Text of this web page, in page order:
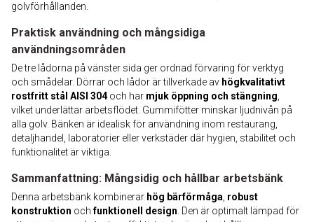
golvförhållanden.
Praktisk användning och mångsidiga
användningsområden
De tre lådorna på vänster sida ger ordnad förvaring för verktyg
och smådelar. Dörrar och lådor är tillverkade av högkvalitativt
rostfritt stål AISI 304och har mjuk öppning och stängning
vilket underlättar arbetsflödet. Gummifötter minskar ljudnivån på
alla golv. Bänken är idealisk för användning inom restaurang,
detaljhandel, laboratorier eller verkstäder där hygien, stabilitet och
funktionalitet är viktiga.
Sammanfattning: Mångsidig och hållbar arbetsbänk
Denna arbetsbänk kombinerar hög bärförmåga robust
konstruktion ochfunktionell design . Den är optimalt lämpad för